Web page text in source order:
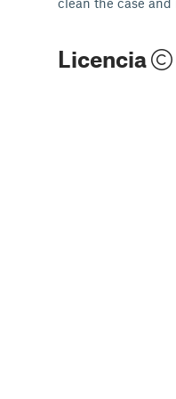
Licencia